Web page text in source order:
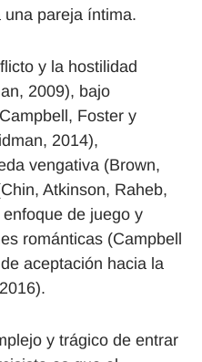
pareja íntima.
y la hostilidad
2009), bajo
Foster y
2014),
vengativa (Brown,
Atkinson, Raheb,
de juego y
románticas (Campbell
aceptación hacia la
y trágico de entrar